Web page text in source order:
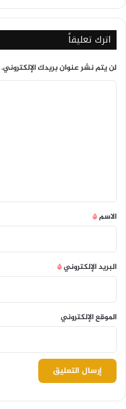
محور
اترك تعليقاً
لن يتم نشر عنوان بريدك الإلكتروني.
*
الاسم*
البريد الإلكتروني*
الموقع الإلكتروني